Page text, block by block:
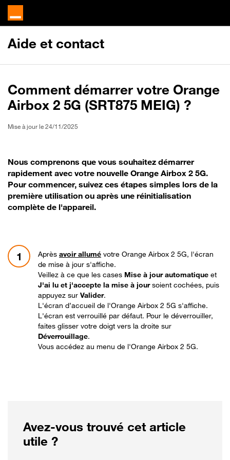
Aide et contact
Comment démarrer votre Orange
Airbox 2 5G (SRT875 MEIG) ?
Mise à jour le 24/11/2025
Nous comprenons que vous souhaitez démarrer
rapidement avec votre nouvelle Orange Airbox 2 5G.
Pour commencer, suivez ces étapes simples lors de la
première utilisation ou après une réinitialisation
complète de l'appareil.
1 Après avoir allumé votre Orange Airbox 2 5G, l'écran
de mise à jour s'affiche.
Veillez à ce que les cases Mise à jour automatique et
J'ai lu et j'accepte la mise à joursoient cochées, puis
appuyez sur Valider.
L'écran d’accueil de l'Orange Airbox 2 5G s'affiche.
L'écran est verrouillé par défaut. Pour le déverrouiller,
faites glisser votre doigt vers la droite sur
Déverrouillage.
Vous accédez au menu de l'Orange Airbox 2 5G.
Avez-vous trouvé cet article
utile ?